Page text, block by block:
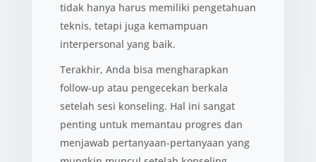
tidak hanya harus memiliki pengetahuan
teknis, tetapi juga kemampuan
interpersonal yang baik.
Terakhir, Anda bisa mengharapkan
follow-up atau pengecekan berkala
setelah sesi konseling. Hal ini sangat
penting untuk memantau progres dan
menjawab pertanyaan-pertanyaan yang